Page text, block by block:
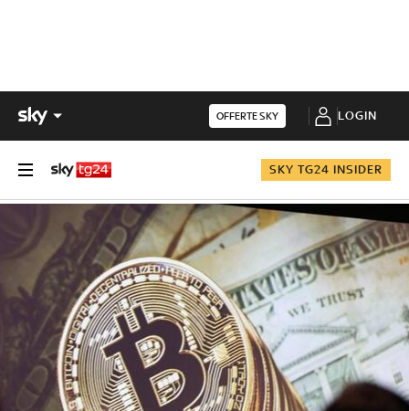
OFFERTE SKY LOGIN
SKY TG24 INSIDER